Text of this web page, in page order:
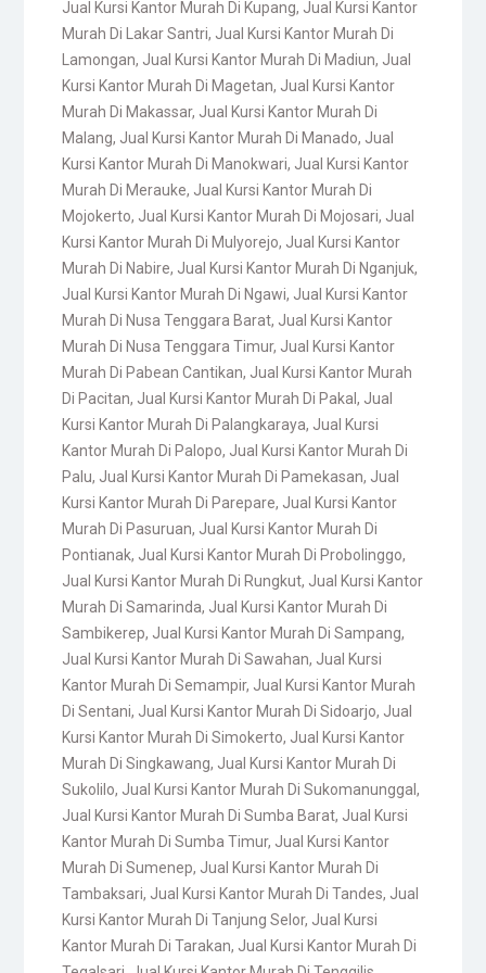
Jual Kursi Kantor Murah Di Kupang, Jual Kursi Kantor
Murah Di Lakar Santri, Jual Kursi Kantor Murah Di
Lamongan, Jual Kursi Kantor Murah Di Madiun, Jual
Kursi Kantor Murah Di Magetan, Jual Kursi Kantor
Murah Di Makassar, Jual Kursi Kantor Murah Di
Malang, Jual Kursi Kantor Murah Di Manado, Jual
Kursi Kantor Murah Di Manokwari, Jual Kursi Kantor
Murah Di Merauke, Jual Kursi Kantor Murah Di
Mojokerto, Jual Kursi Kantor Murah Di Mojosari, Jual
Kursi Kantor Murah Di Mulyorejo, Jual Kursi Kantor
Murah Di Nabire, Jual Kursi Kantor Murah Di Nganjuk,
Jual Kursi Kantor Murah Di Ngawi, Jual Kursi Kantor
Murah Di Nusa Tenggara Barat, Jual Kursi Kantor
Murah Di Nusa Tenggara Timur, Jual Kursi Kantor
Murah Di Pabean Cantikan, Jual Kursi Kantor Murah
Di Pacitan, Jual Kursi Kantor Murah Di Pakal , Jual
Kursi Kantor Murah Di Palangkaraya, Jual Kursi
Kantor Murah Di Palopo, Jual Kursi Kantor Murah Di
Palu, Jual Kursi Kantor Murah Di Pamekasan, Jual
Kursi Kantor Murah Di Parepare, Jual Kursi Kantor
Murah Di Pasuruan, Jual Kursi Kantor Murah Di
Pontianak, Jual Kursi Kantor Murah Di Probolinggo,
Jual Kursi Kantor Murah Di Rungkut, Jual Kursi Kantor
Murah Di Samarinda, Jual Kursi Kantor Murah Di
Sambikerep, Jual Kursi Kantor Murah Di Sampang,
Jual Kursi Kantor Murah Di Sawahan, Jual Kursi
Kantor Murah Di Semampir, Jual Kursi Kantor Murah
Di Sentani, Jual Kursi Kantor Murah Di Sidoarjo, Jual
Kursi Kantor Murah Di Simokerto, Jual Kursi Kantor
Murah Di Singkawang, Jual Kursi Kantor Murah Di
Sukolilo, Jual Kursi Kantor Murah Di Sukomanunggal ,
Jual Kursi Kantor Murah Di Sumba Barat, Jual Kursi
Kantor Murah Di Sumba Timur, Jual Kursi Kantor
Murah Di Sumenep, Jual Kursi Kantor Murah Di
Tambaksari, Jual Kursi Kantor Murah Di Tandes, Jual
Kursi Kantor Murah Di Tanjung Selor, Jual Kursi
Kantor Murah Di Tarakan, Jual Kursi Kantor Murah Di